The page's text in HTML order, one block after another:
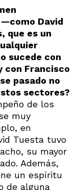
David
que es un
sucede con
con Francisco
pasado no
sectores?
de los
muy
en
Tuesta tuvo
su mayor
Además,
un espíritu
de alguna